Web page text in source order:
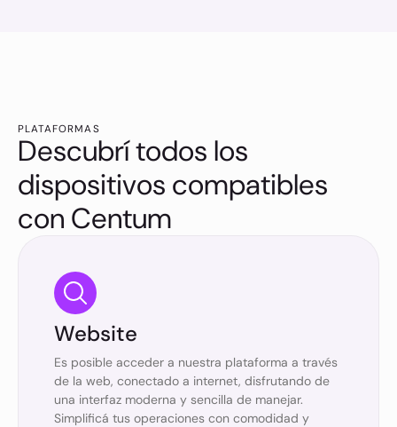
PLATAFORMAS
Descubrí todos los
dispositivos compatibles
con Centum
Website
Es posible acceder a nuestra plataforma a través
de la web, conectado a internet, disfrutando de
una interfaz moderna y sencilla de manejar.
Simplificá tus operaciones con comodidad y